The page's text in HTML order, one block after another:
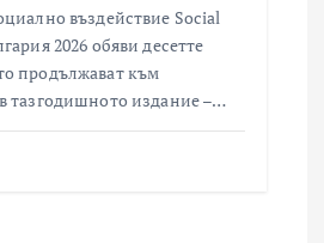
въздействие Social
2026 обяви десетте
продължават към
тазгодишното издание –…